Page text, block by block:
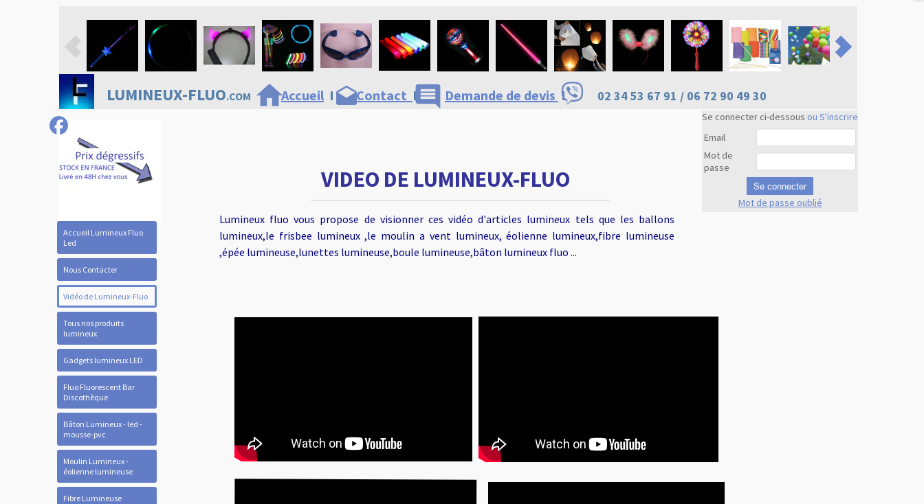
Accueil Lumineux Fluo
Led
Nous Contacter
Vidéo de Lumineux-Fluo
Tous nos produits
lumineux
Gadgets lumineux LED
Fluo Fluorescent Bar
Discothèque
Bâton Lumineux - led -
mousse-pvc
Moulin Lumineux -
éolienne lumineuse
Fibre Lumineuse
LUMINEUX-FLUO.COM Accueil IContact I Demande de devis I 02 34 53 67 91 / 06 72 90 49 30
Se connecter ci-dessous ou S'inscrire
Email
Mot de
passe
Se connecter
Mot de passe oublié
drafts comment
home
VIDEO DE LUMINEUX-FLUO
Lumineux fluo vous propose de visionner ces vidéo d'articles lumineux tels que les ballons
lumineux,le frisbee lumineux ,le moulin a vent lumineux, éolienne lumineux,fibre lumineuse
,épée lumineuse,lunettes lumineuse,boule lumineuse,bâton lumineux fluo ...